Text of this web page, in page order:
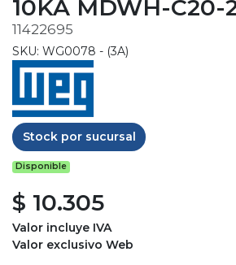
10KA MDWH-C20-
11422695
SKU: WG0078 - (3A)
Stock por sucursal
Disponible
$ 10.305
Valor incluye IVA
Valor exclusivo Web